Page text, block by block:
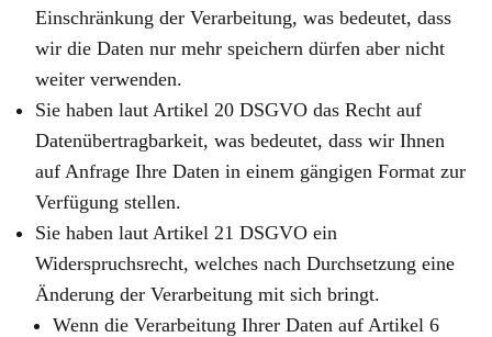
Einschränkung der Verarbeitung, was bedeutet, dass
wir die Daten nur mehr speichern dürfen aber nicht
weiter verwenden.
Sie haben laut Artikel 20 DSGVO das Recht auf
Datenübertragbarkeit, was bedeutet, dass wir Ihnen
auf Anfrage Ihre Daten in einem gängigen Format zur
Verfügung stellen.
Sie haben laut Artikel 21 DSGVO ein
Widerspruchsrecht, welches nach Durchsetzung eine
Änderung der Verarbeitung mit sich bringt.
Wenn die Verarbeitung Ihrer Daten auf Artikel 6